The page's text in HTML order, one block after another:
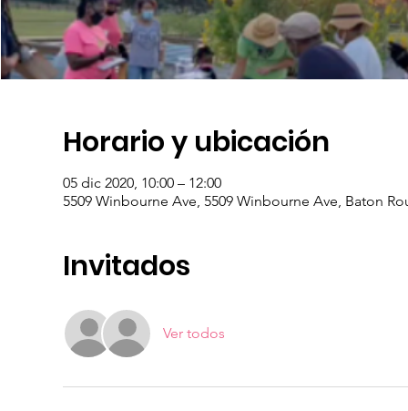
Horario y ubicación
05 dic 2020, 10:00 – 12:00
5509 Winbourne Ave, 5509 Winbourne Ave, Baton
Invitados
Ver todos